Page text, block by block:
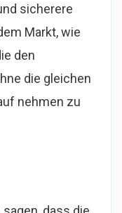
sicherere
Markt, wie
den
die gleichen
nehmen zu